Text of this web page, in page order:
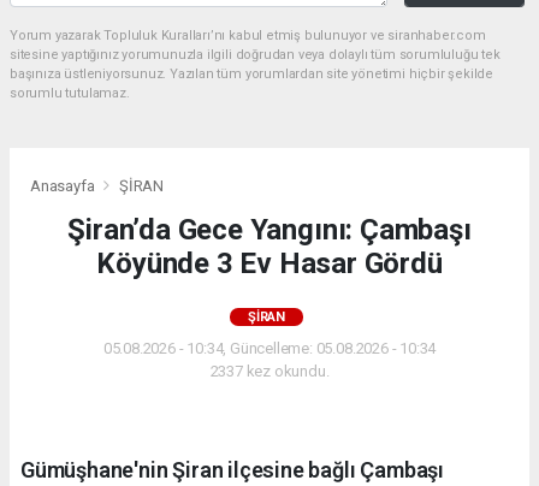
Yorum yazarak Topluluk Kuralları’nı kabul etmiş bulunuyor ve siranhaber.com
sitesine yaptığınız yorumunuzla ilgili doğrudan veya dolaylı tüm sorumluluğu tek
başınıza üstleniyorsunuz. Yazılan tüm yorumlardan site yönetimi hiçbir şekilde
sorumlu tutulamaz.
Anasayfa ŞİRAN
Şiran’da Gece Yangını: Çambaşı
Köyünde 3 Ev Hasar Gördü
ŞİRAN
05.08.2026 - 10:34, Güncelleme: 05.08.2026 - 10:34
2337 kez okundu.
Gümüşhane'nin Şiran ilçesine bağlı Çambaşı